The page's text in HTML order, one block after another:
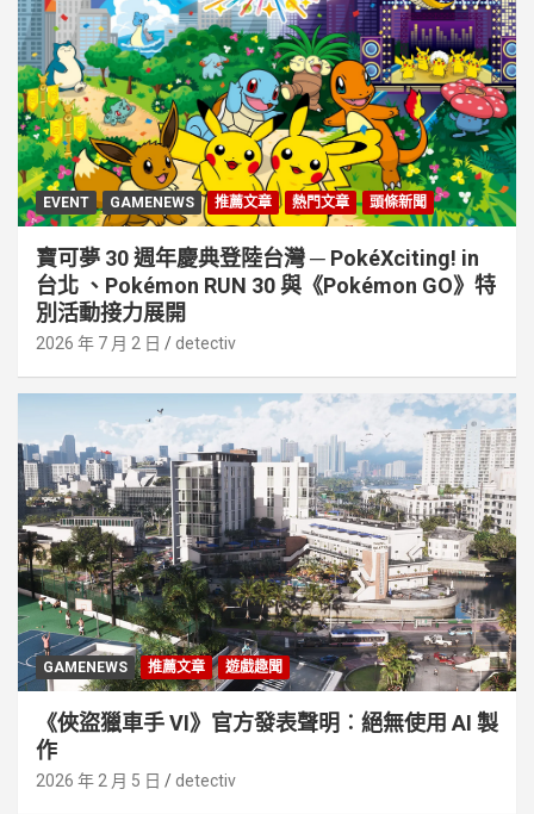
EVENT GAMENEWS 推薦文章 熱門文章 頭條新聞
寶可夢 30 週年慶典登陸台灣 ─ PokéXciting! in
台北 、Pokémon RUN 30 與《Pokémon GO》特
別活動接⼒展開
2026 年 7 月 2 日 detectiv
GAMENEWS 推薦文章 遊戲趣聞
《俠盜獵車手 VI》官方發表聲明︰絕無使用 AI 製
作
2026 年 2 月 5 日 detectiv